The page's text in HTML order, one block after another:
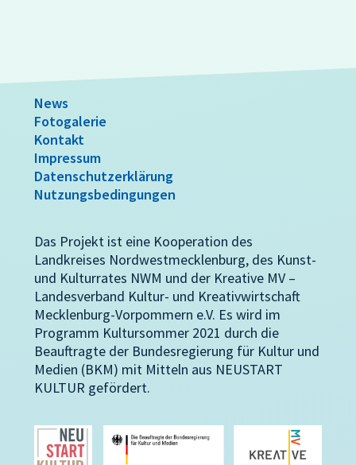
News
Fotogalerie
Kontakt
Impressum
Datenschutzerklärung
Nutzungsbedingungen
Das Projekt ist eine Kooperation des
Landkreises Nordwestmecklenburg, des Kunst-
und Kulturrates NWM und der Kreative MV –
Landesverband Kultur- und Kreativwirtschaft
Mecklenburg-Vorpommern e.V. Es wird im
Programm Kultursommer 2021 durch die
Beauftragte der Bundesregierung für Kultur und
Medien (BKM) mit Mitteln aus NEUSTART
KULTUR gefördert.